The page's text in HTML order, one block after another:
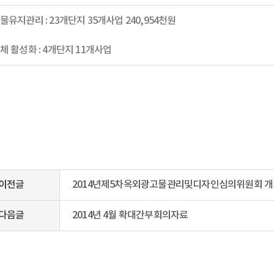
유지관리 : 23개단지 35개사업 240,954천원
활성화 : 4개단지 11개사업
전글 2014년제5차옥외광고물관리및디자인심의위원회
음글 2014년 4월 확대간부회의자료